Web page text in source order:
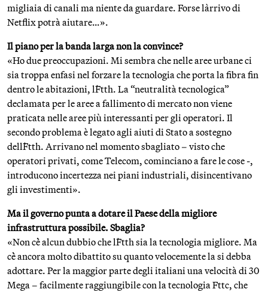
migliaia di canali ma niente da guardare. Forse l`arrivo di
Netflix potrà aiutare…».
Il piano per la banda larga non la convince?
«Ho due preoccupazioni. Mi sembra che nelle aree urbane ci
sia troppa enfasi nel forzare la tecnologia che porta la fibra fin
dentro le abitazioni, l`Ftth. La “neutralità tecnologica”
declamata per le aree a fallimento di mercato non viene
praticata nelle aree più interessanti per gli operatori. Il
secondo problema è legato agli aiuti di Stato a sostegno
dell`Ftth. Arrivano nel momento sbagliato – visto che
operatori privati, come Telecom, cominciano a fare le cose -,
introducono incertezza nei piani industriali, disincentivano
gli investimenti».
Ma il governo punta a dotare il Paese della migliore
infrastruttura possibile. Sbaglia?
«Non c`è alcun dubbio che l`Ftth sia la tecnologia migliore. Ma
c`è ancora molto dibattito su quanto velocemente la si debba
adottare. Per la maggior parte degli italiani una velocità di 30
Mega – facilmente raggiungibile con la tecnologia Fttc, che